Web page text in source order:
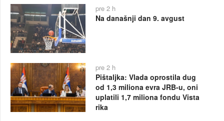
pre 2 h
Na današnji dan 9. avgust
pre 2 h
Pištaljka: Vlada oprostila dug
od 1,3 miliona evra JRB-u, oni
uplatili 1,7 miliona fondu Vista
rika